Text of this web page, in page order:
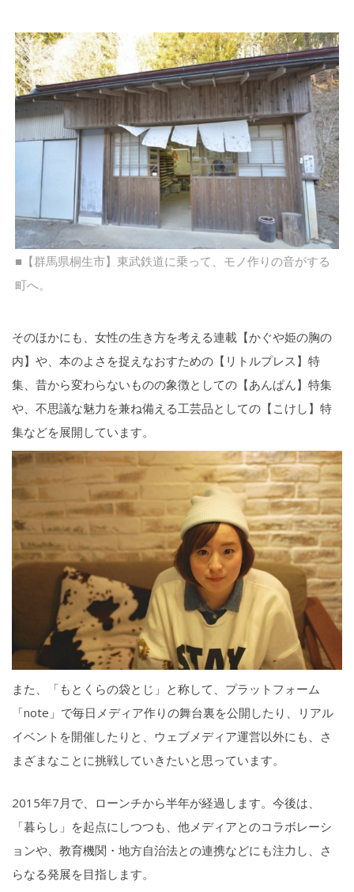
■【群馬県桐生市】東武鉄道に乗って、モノ作りの音がする
町へ。
そのほかにも、女性の生き方を考える連載【かぐや姫の胸の
内】や、本のよさを捉えなおすための【リトルプレス】特
集、昔から変わらないものの象徴としての【あんぱん】特集
や、不思議な魅力を兼ね備える工芸品としての【こけし】特
集などを展開しています。
また、「もとくらの袋とじ」と称して、プラットフォーム
「note」で毎日メディア作りの舞台裏を公開したり、リアル
イベントを開催したりと、ウェブメディア運営以外にも、さ
まざまなことに挑戦していきたいと思っています。
2015年7月で、ローンチから半年が経過します。今後は、
「暮らし」を起点にしつつも、他メディアとのコラボレーシ
ョンや、教育機関・地方自治法との連携などにも注力し、さ
らなる発展を目指します。